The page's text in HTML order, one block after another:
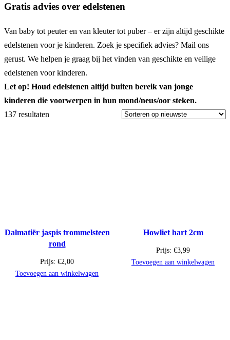
Gratis advies over edelstenen
Van baby tot peuter en van kleuter tot puber – er zijn altijd geschikte
edelstenen voor je kinderen. Zoek je specifiek advies? Mail ons
gerust. We helpen je graag bij het vinden van geschikte en veilige
edelstenen voor kinderen.
Let op! Houd edelstenen altijd buiten bereik van jonge
kinderen die voorwerpen in hun mond/neus/oor steken.
137 resultaten
Dalmatiër jaspis trommelsteen
rond
Prijs: €2,00
Toevoegen aan winkelwagen
Howliet hart 2cm
Prijs: €3,99
Toevoegen aan winkelwagen